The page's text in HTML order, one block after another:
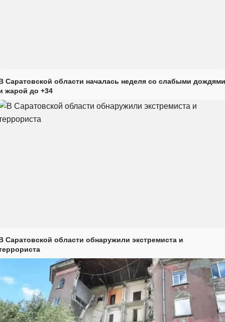
Саратовской области началась неделя со слабыми дождями
жарой до +34
Саратовской области обнаружили экстремиста и